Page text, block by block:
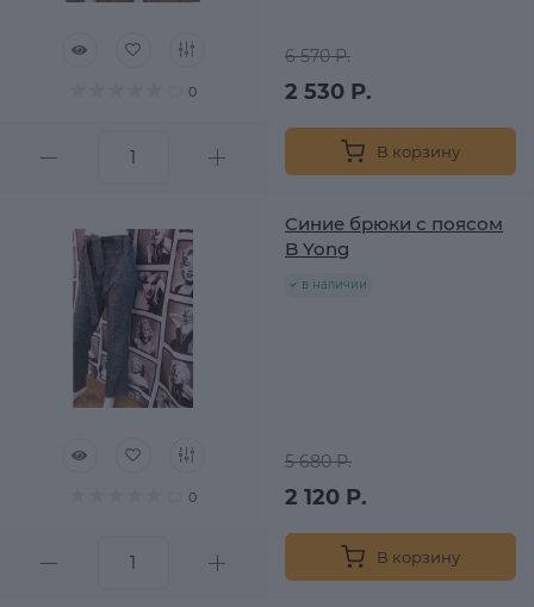
0
6 570 Р.
2 530 Р.
В корзину
0
Синие брюки с поясом
B Yong
в наличии
5 680 Р.
2 120 Р.
В корзину